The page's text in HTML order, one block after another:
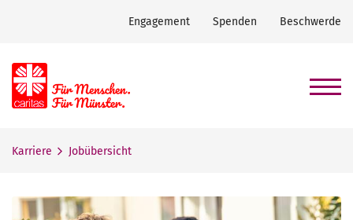
Engagement Spenden Beschwerde
Karriere Jobübersicht